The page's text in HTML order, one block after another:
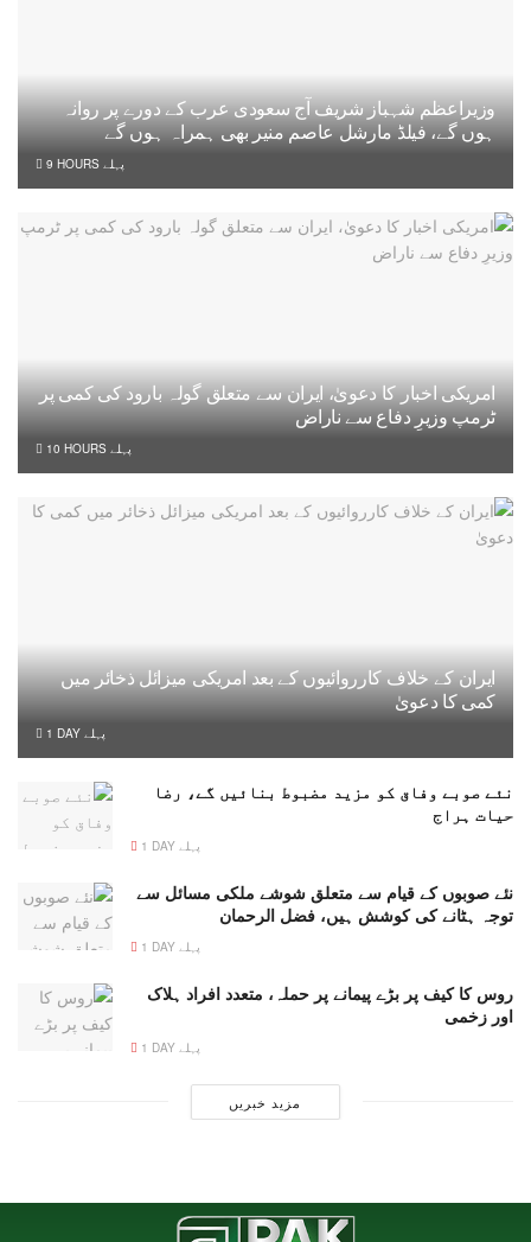
وزیراعظم شہباز شریف آج سعودی عرب کے دورے پر روانہ
ہوں گے، فیلڈ مارشل عاصم منیر بھی ہمراہ ہوں گے
9 HOURS پہلے
امریکی اخبار کا دعویٰ، ایران سے متعلق گولہ بارود کی کمی پر
ٹرمپ وزیرِ دفاع سے ناراض
10 HOURS پہلے
ایران کے خلاف کارروائیوں کے بعد امریکی میزائل ذخائر میں
کمی کا دعویٰ
1 DAY پہلے
نئے صوبے وفاق کو مزید مضبوط بنائیں گے، رضا
حیات ہراج
1 DAY پہلے
نئے صوبوں کے قیام سے متعلق شوشے ملکی مسائل سے
توجہ ہٹانے کی کوشش ہیں، فضل الرحمان
1 DAY پہلے
روس کا کیف پر بڑے پیمانے پر حملہ، متعدد افراد ہلاک
اور زخمی
1 DAY پہلے
مزید خبریں